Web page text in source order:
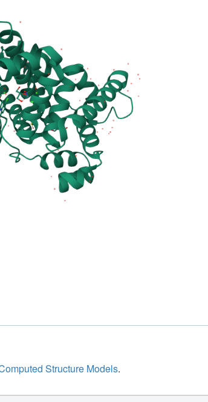
Structure Models.